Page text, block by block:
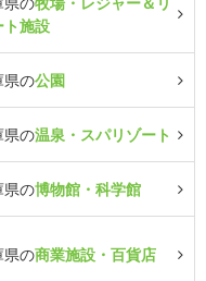
ト施設
県の公園
県の温泉・スパリゾート
県の博物館・科学館
県の商業施設・百貨店